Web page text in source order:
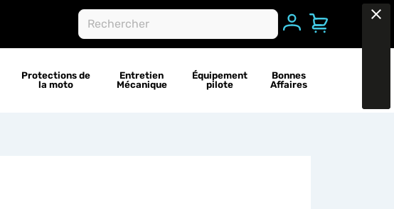
search
clear
Se connecter
Protections de
la moto
Entretien
Mécanique
Équipement
pilote
Bonnes
Affaires